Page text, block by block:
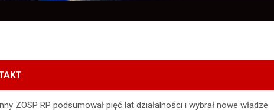
ZOSP RP podsumował pięć lat działalności i wybrał nowe władze